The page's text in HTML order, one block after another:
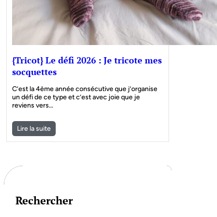
{Tricot} Le défi 2026 : Je tricote mes
socquettes
C’est la 4ème année consécutive que j’organise
un défi de ce type et c’est avec joie que je
reviens vers…
Lire la suite
Rechercher